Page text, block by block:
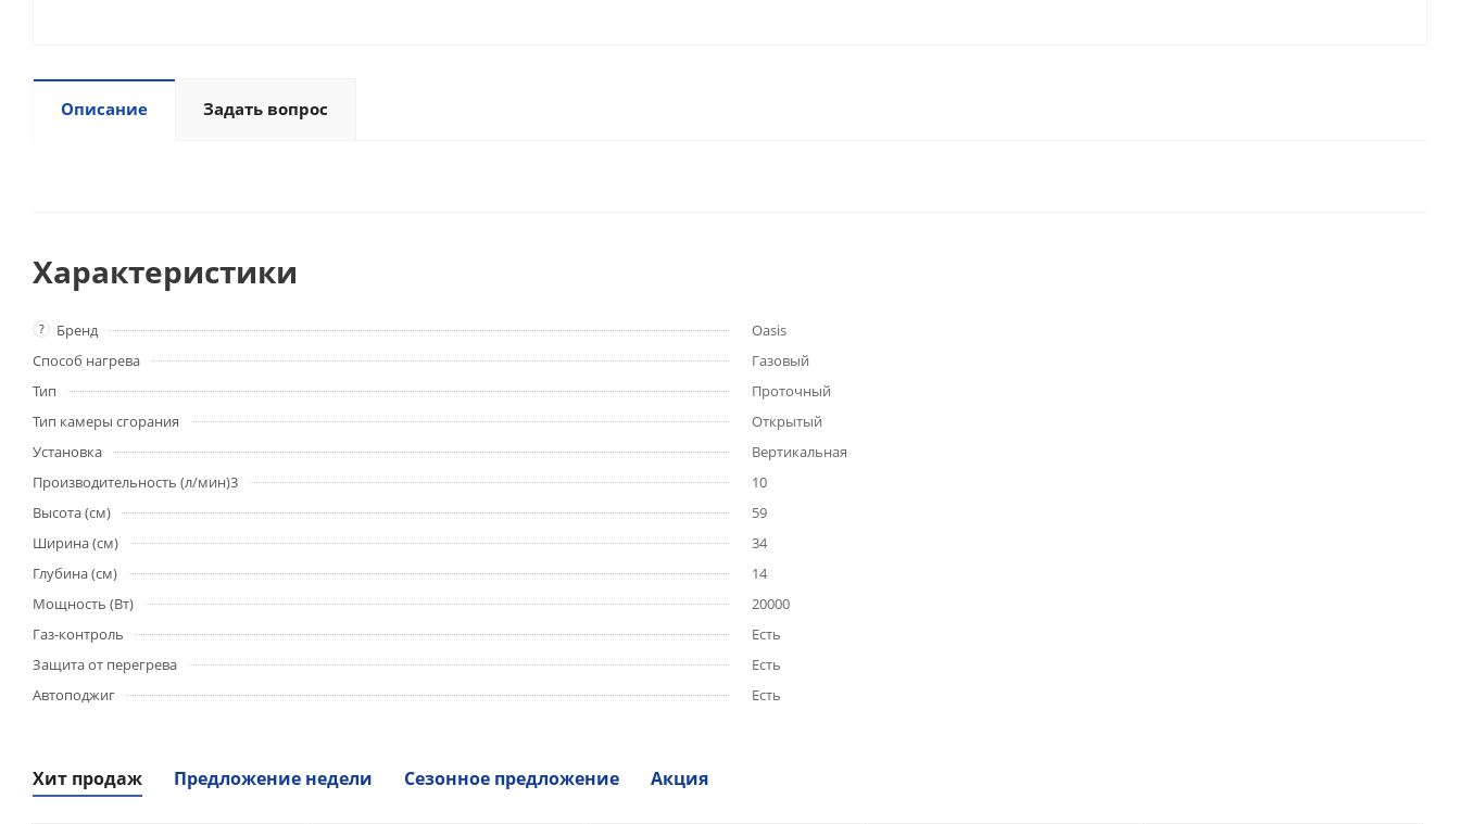
Описание Задать вопрос
Характеристики
? Бренд
Oasis
Способ нагрева
Газовый
Тип
Проточный
Тип камеры сгорания
Открытый
Установка
Вертикальная
Производительность (л/мин)3
10
Высота (см)
59
Ширина (см)
34
Глубина (см)
14
Мощность (Вт)
20000
Газ-контроль
Есть
Защита от перегрева
Есть
Автоподжиг
Есть
Хит продаж Предложение недели Сезонное предложение Акция